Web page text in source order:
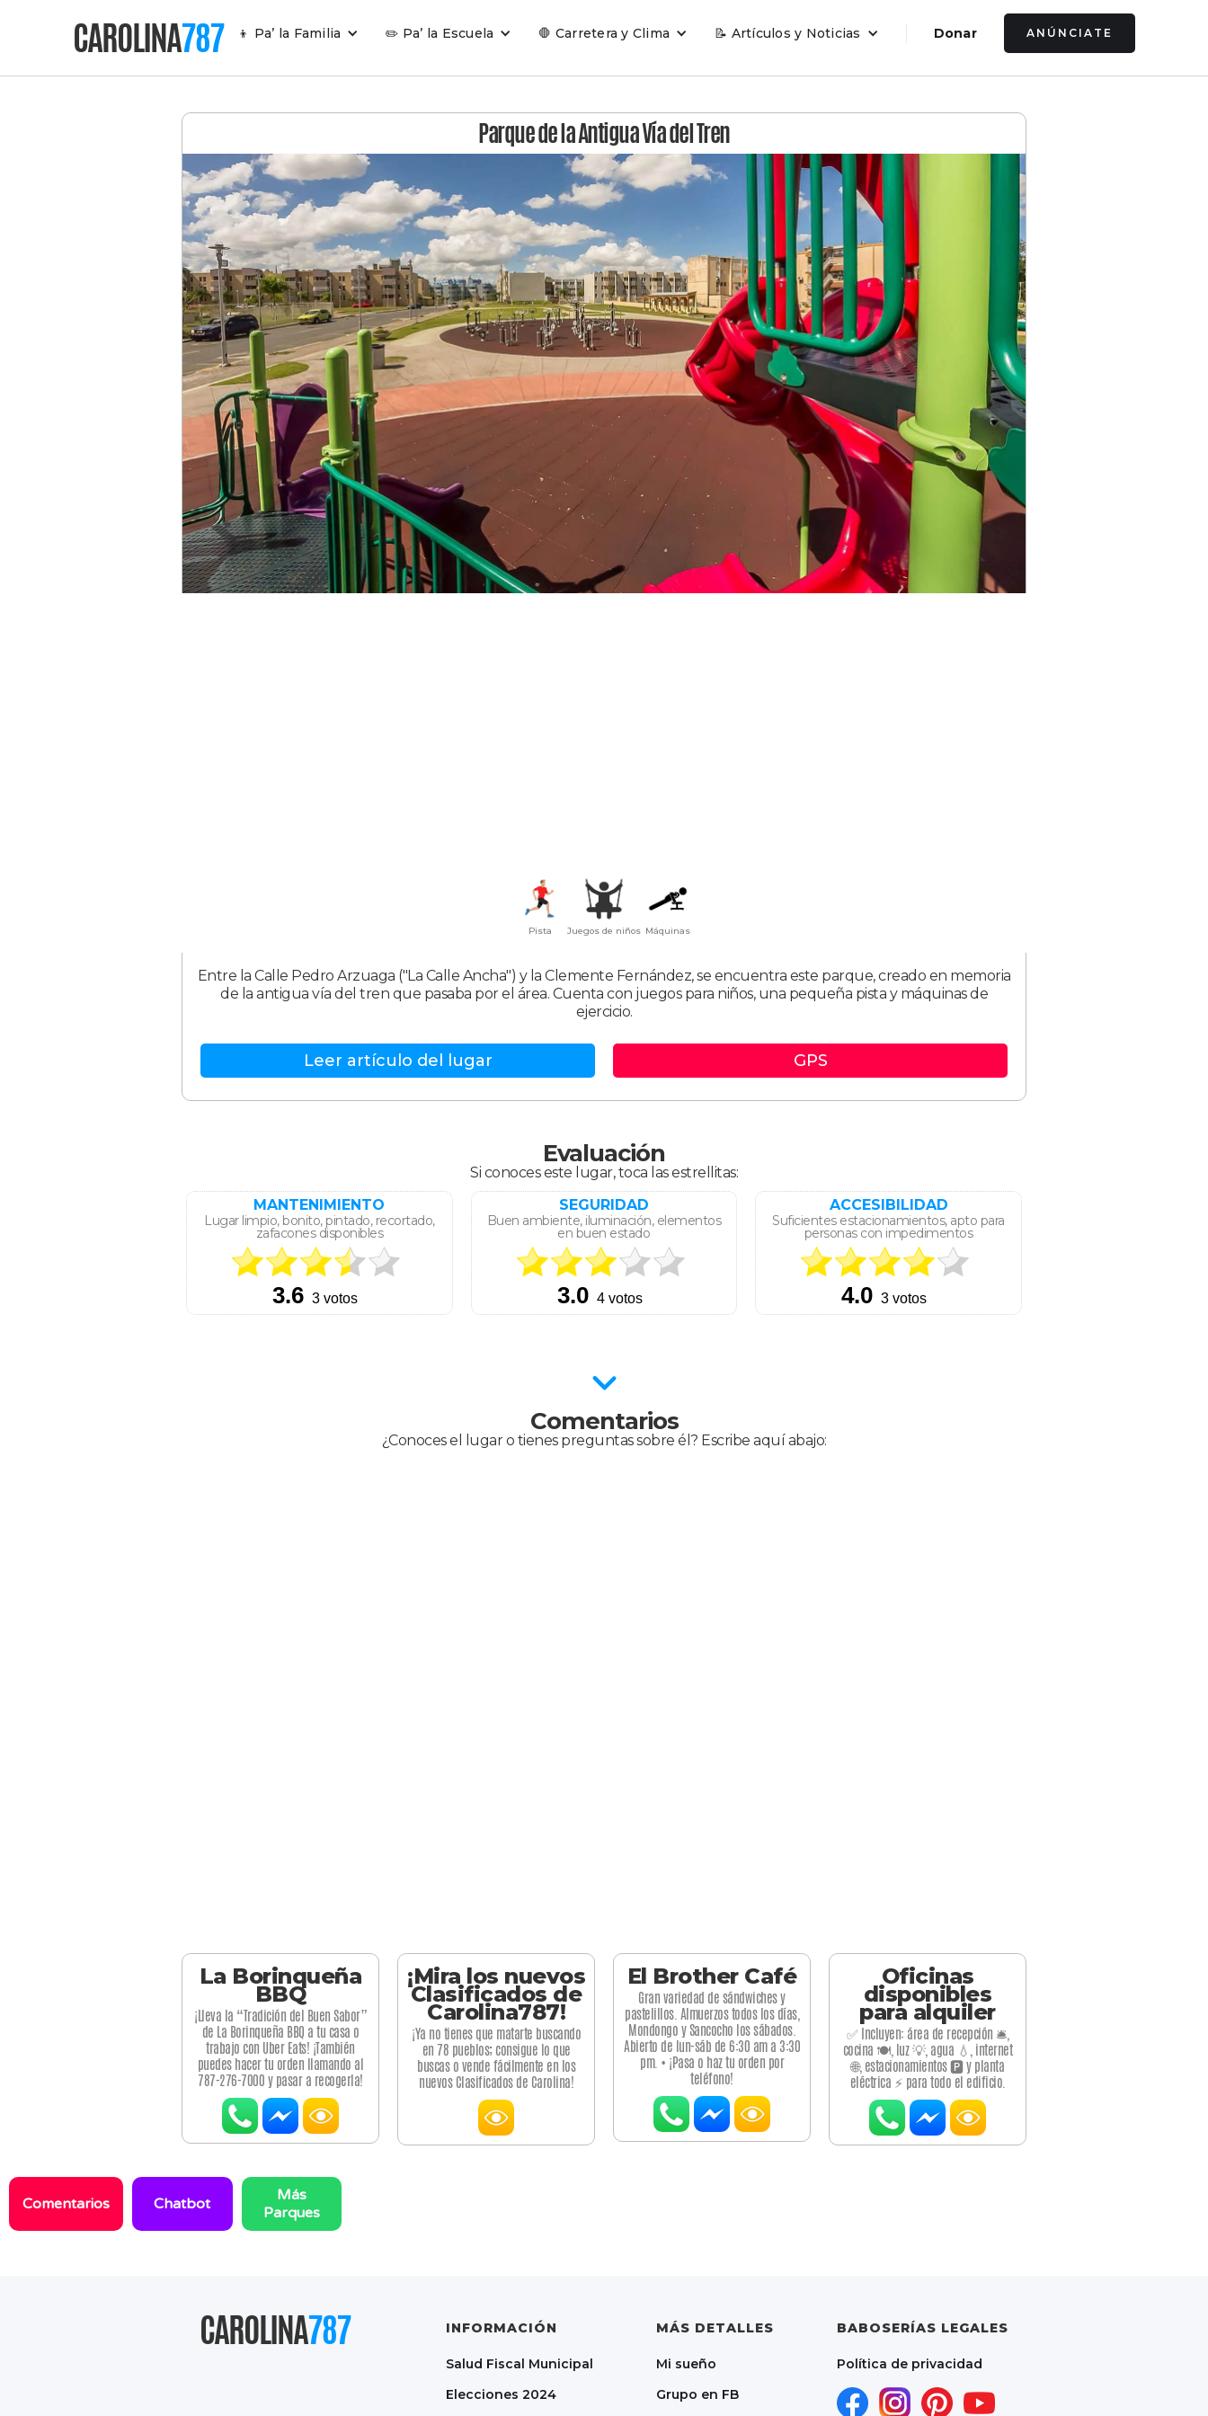
CAROLINA787 👦 Pa’ la Familia ✏️ Pa’ la Escuela 🛑 Carretera y Clima 📝 Artículos y Noticias Donar ANÚNCIATE
Parque de la Antigua Vía del Tren
Pista Juegos de niños Máquinas
Entre la Calle Pedro Arzuaga ("La Calle Ancha") y la Clemente Fernández, se encuentra este parque, creado en memoria
de la antigua vía del tren que pasaba por el área. Cuenta con juegos para niños, una pequeña pista y máquinas de
ejercicio.
Leer artículo del lugar GPS
Evaluación
Si conoces este lugar, toca las estrellitas:
MANTENIMIENTO
Lugar limpio, bonito, pintado, recortado,
zafacones disponibles
SEGURIDAD
Buen ambiente, iluminación, elementos
en buen estado
ACCESIBILIDAD
Suficientes estacionamientos, apto para
personas con impedimentos
Comentarios
¿Conoces el lugar o tienes preguntas sobre él? Escribe aquí abajo:
La Borinqueña
BBQ
¡Lleva la “Tradición del Buen Sabor”
de La Borinqueña BBQ a tu casa o
trabajo con Uber Eats! ¡También
puedes hacer tu orden llamando al
787-276-7000 y pasar a recogerla!
¡Mira los nuevos
Clasificados de
Carolina787!
¡Ya no tienes que matarte buscando
en 78 pueblos; consigue lo que
buscas o vende fácilmente en los
nuevos Clasificados de Carolina!
El Brother Café
Gran variedad de sándwiches y
pastelillos. Almuerzos todos los días,
Mondongo y Sancocho los sábados.
Abierto de lun-sáb de 6:30 am a 3:30
pm. • ¡Pasa o haz tu orden por
teléfono!
Oficinas
disponibles
para alquiler
✅ Incluyen: área de recepción 🛎️,
cocina 🍽️, luz 💡, agua 💧, internet
🌐, estacionamientos 🅿️ y planta
eléctrica ⚡ para todo el edificio.
Comentarios Chatbot
Más
Parques
CAROLINA787 INFORMACIÓN
Salud Fiscal Municipal
Elecciones 2024
MÁS DETALLES
Mi sueño
Grupo en FB
BABOSERÍAS LEGALES
Política de privacidad